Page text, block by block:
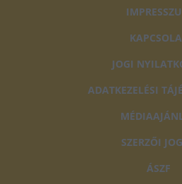
JOGI
ADATKEZELÉSI
SZERZŐI
ÁSZF